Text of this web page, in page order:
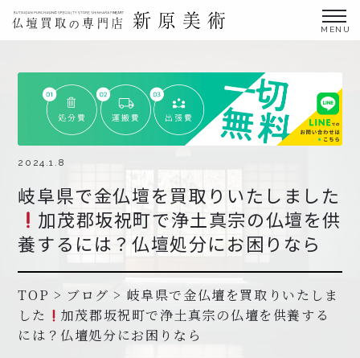
仏壇買取サービス
買取ステップ・お仏壇処分の流れ
ブログ
北陸三県外の方
よくあるご質問
協力店募集について
お申し込み・お問い合わせ
2024.1.8
岐阜県で金仏壇を買取りいたしました
加茂郡坂祝町で浄土真宗の仏壇を供
養するには？仏壇処分にお困りなら
TOP > ブログ > 岐阜県で金仏壇を買取りいたしま
した
加茂郡坂祝町で浄土真宗の仏壇を供養する
には？仏壇処分にお困りなら